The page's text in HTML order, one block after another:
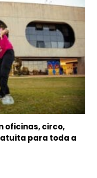
Infância leva
ao CCBB
Raquel Dória